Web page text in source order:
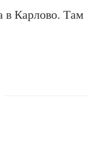
в Карлово. Там